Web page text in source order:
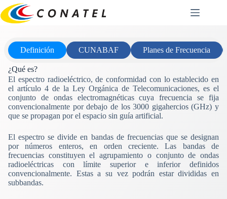
Saltar
al
contenido
Definición CUNABAF Planes de Frecuencia
¿Qué es?
El espectro radioeléctrico, de conformidad con lo establecido en
el artículo 4 de la Ley Orgánica de Telecomunicaciones, es el
conjunto de ondas electromagnéticas cuya frecuencia se fija
convencionalmente por debajo de los 3000 gigahercios (GHz) y
que se propagan por el espacio sin guía artificial.
El espectro se divide en bandas de frecuencias que se designan
por números enteros, en orden creciente. Las bandas de
frecuencias constituyen el agrupamiento o conjunto de ondas
radioeléctricas con límite superior e inferior definidos
convencionalmente. Estas a su vez podrán estar divididas en
subbandas.